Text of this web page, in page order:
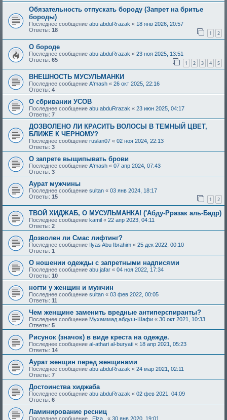
Обязательность отпускать бороду (Запрет на бритье
бороды)
Последнее сообщение abu abduRrazak « 18 янв 2026, 20:57
Ответы: 18 1 2
О бороде
Последнее сообщение abu abduRrazak « 23 ноя 2025, 13:51
Ответы: 65 1 2 3 4 5
ВНЕШНОСТЬ МУСУЛЬМАНКИ
Последнее сообщение A'mash « 26 окт 2025, 22:16
Ответы: 4
О сбривании УСОВ
Последнее сообщение abu abduRrazak « 23 июн 2025, 04:17
Ответы: 7
ДОЗВОЛЕНО ЛИ КРАСИТЬ ВОЛОСЫ В ТЕМНЫЙ ЦВЕТ,
БЛИЖЕ К ЧЕРНОМУ?
Последнее сообщение ruslan07 « 02 ноя 2024, 22:13
Ответы: 3
О запрете выщипывать брови
Последнее сообщение A'mash « 07 апр 2024, 07:43
Ответы: 3
Аурат мужчины
Последнее сообщение sultan « 03 янв 2024, 18:17
Ответы: 15 1 2
ТВОЙ ХИДЖАБ, О МУСУЛЬМАНКА! ('Абду-Рразак аль-Бадр)
Последнее сообщение kamil « 22 апр 2023, 04:11
Ответы: 2
Дозволен ли Смас лифтинг?
Последнее сообщение Ilyas Abu Ibrahim « 25 дек 2022, 00:10
Ответы: 1
О ношении одежды с запретными надписями
Последнее сообщение abu jafar « 04 ноя 2022, 17:34
Ответы: 10
ногти у женщин и мужчин
Последнее сообщение sultan « 03 фев 2022, 00:05
Ответы: 11
Чем женщине заменить вредные антиперспиранты?
Последнее сообщение Мухаммад абдуш-Шафи « 30 окт 2021, 10:33
Ответы: 5
Рисунок (значок) в виде креста на одежде.
Последнее сообщение al-athari al-buryati « 18 апр 2021, 05:23
Ответы: 14
Аурат женщин перед женщинами
Последнее сообщение abu abduRrazak « 24 мар 2021, 02:11
Ответы: 7
Достоинства хиджаба
Последнее сообщение abu abduRrazak « 02 фев 2021, 04:09
Ответы: 6
Ламинирование ресниц
Последнее сообщение _Elza_ « 30 янв 2020, 19:01